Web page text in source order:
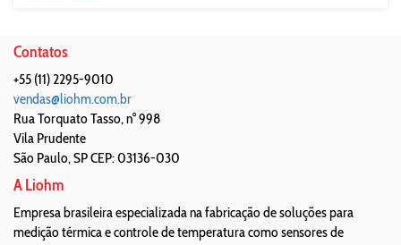
Contatos
+55 (11) 2295-9010
vendas@liohm.com.br
Rua Torquato Tasso, n° 998
Vila Prudente
São Paulo,SPCEP: 03136-030
A Liohm
Empresa brasileira especializada na fabricação de soluções para
medição térmica e controle de temperatura como sensores de